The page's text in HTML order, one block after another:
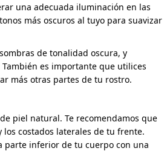
una adecuada iluminación en las
más oscuros al tuyo para suavizar
de tonalidad oscura, y
es importante que utilices
más otras partes de tu rostro.
piel natural. Te recomendamos que
costados laterales de tu frente.
parte inferior de tu cuerpo con una